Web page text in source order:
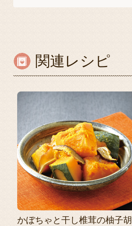
関連レシピ
かぼちゃと干し椎茸の柚子胡